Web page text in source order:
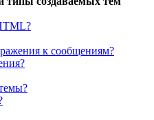
к сообщениям?